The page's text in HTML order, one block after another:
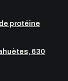
protéine
630